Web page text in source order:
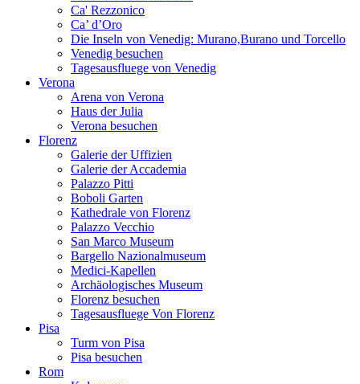
Ca' Rezzonico
Ca’ d’Oro
Die Inseln von Venedig: Murano,Burano und Torcello
Venedig besuchen
Tagesausfluege von Venedig
Verona
Arena von Verona
Haus der Julia
Verona besuchen
Florenz
Galerie der Uffizien
Galerie der Accademia
Palazzo Pitti
Boboli Garten
Kathedrale von Florenz
Palazzo Vecchio
San Marco Museum
Bargello Nazionalmuseum
Medici-Kapellen
Archäologisches Museum
Florenz besuchen
Tagesausfluege Von Florenz
Pisa
Turm von Pisa
Pisa besuchen
Rom